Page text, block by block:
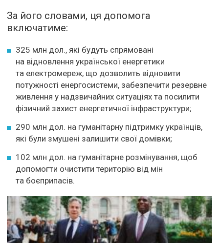
За його словами, ця допомога
включатиме:
325 млн дол., які будуть спрямовані
на відновлення української енергетики
та електромереж, що дозволить відновити
потужності енергосистеми, забезпечити резервне
живлення у надзвичайних ситуаціях та посилити
фізичний захист енергетичної інфраструктури;
290 млн дол. на гуманітарну підтримку українців,
які були змушені залишити свої домівки;
102 млн дол. на гуманітарне розмінування, щоб
допомогти очистити територію від мін
та боєприпасів.